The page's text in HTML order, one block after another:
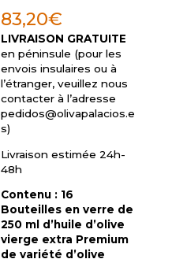
83,20€
LIVRAISON GRATUITE
en péninsule (pour les
envois insulaires ou à
l’étranger, veuillez nous
contacter à l’adresse
pedidos@olivapalacios.e
s)
Livraison estimée 24h-
48h
Contenu : 16
Bouteilles en verre de
250 ml d’huile d’olive
vierge extra Premium
de variété d’olive